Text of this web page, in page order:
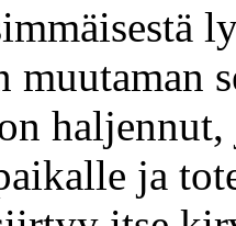
muutaman
ja